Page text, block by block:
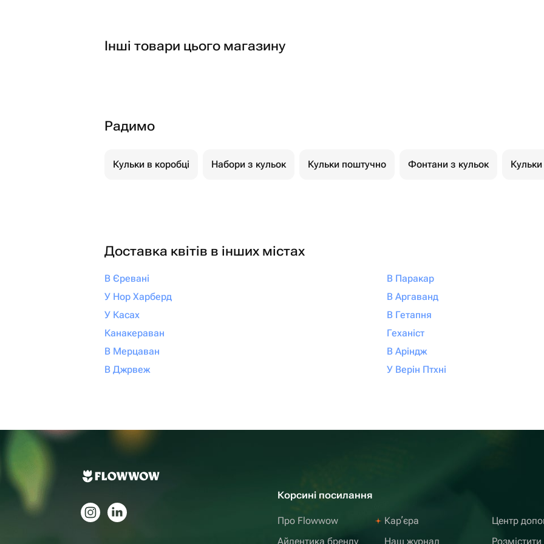
Інші товари цього магазину
Радимо
Кульки в коробці Набори з кульок Кульки поштучно Фонтани з кульок
Доставка квітів в інших містах
В Єревані
У Нор Харберд
У Касах
Канакераван
В Мерцаван
В Джрвеж
В Паракар
В Аргаванд
В Гетапня
Геханіст
В Аріндж
У Верін Птхні
Корсині посилання
Про Flowwow
Айдентика бренду
Карʼєра
Наш журнал
Центр